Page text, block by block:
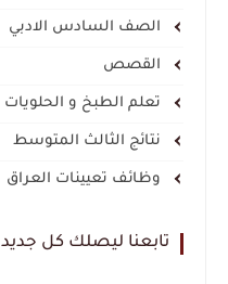
الصف السادس الادبي
القصص
تعلم الطبخ و الحلويات
نتائج الثالث المتوسط
وظائف تعيينات العراق
تابعنا ليصلك كل جديد